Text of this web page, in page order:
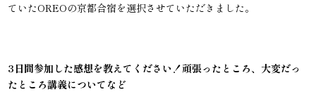
ていたOREOの京都合宿を選択させていただきました。
3日間参加した感想を教えてください！頑張ったところ、大変だっ
たところ講義についてなど